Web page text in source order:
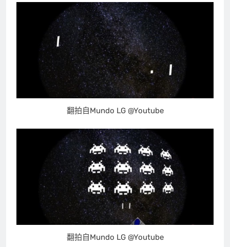
翻拍自Mundo LG @Youtube
翻拍自Mundo LG @Youtube